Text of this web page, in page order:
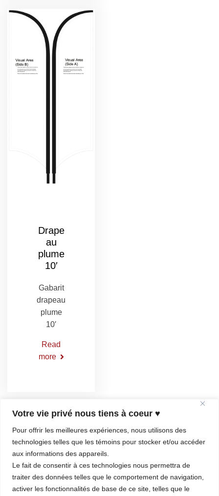
Votre vie privé nous tiens à coeur ♥
Pour offrir les meilleures expériences, nous utilisons des
technologies telles que les témoins pour stocker et/ou accéder
aux informations des appareils.
Le fait de consentir à ces technologies nous permettra de
traiter des données telles que le comportement de navigation,
activer les fonctionnalités de base de ce site, telles que le
Drape
au
plume
10′
Gabarit
drapeau
plume
10′
Read
more